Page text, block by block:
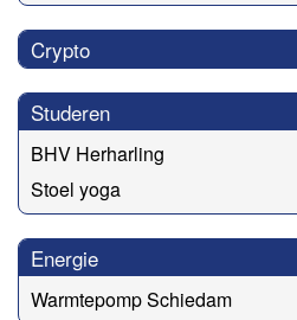
Crypto
Studeren
BHV Herharling
Stoel yoga
Energie
Warmtepomp Schiedam